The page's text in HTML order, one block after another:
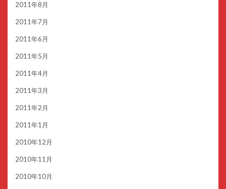
2011年8月
2011年7月
2011年6月
2011年5月
2011年4月
2011年3月
2011年2月
2011年1月
2010年12月
2010年11月
2010年10月